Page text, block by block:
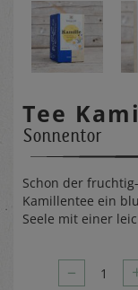
Tee
Sonnentor
Schon der
Kamillentee ein
Seele mit einer
– 1